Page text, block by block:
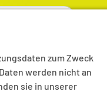
zum Zweck
werden nicht an
sie in unserer